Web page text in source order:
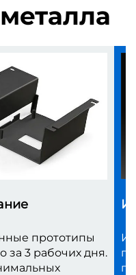
прототипы
за 3 рабочих дня.